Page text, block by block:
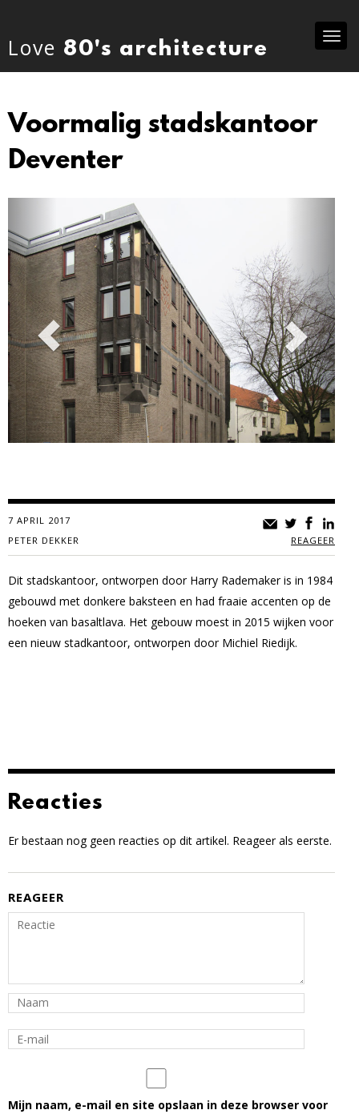
Love 80's architecture
Voormalig stadskantoor
Deventer
Previous
7 APRIL 2017
PETER DEKKER
REAGEER
Dit stadskantoor, ontworpen door Harry Rademaker is in 1984
gebouwd met donkere baksteen en had fraaie accenten op de
hoeken van basaltlava. Het gebouw moest in 2015 wijken voor
een nieuw stadkantoor, ontworpen door Michiel Riedijk.
Reacties
Er bestaan nog geen reacties op dit artikel. Reageer als eerste.
REAGEER
Mijn naam, e-mail en site opslaan in deze browser voor